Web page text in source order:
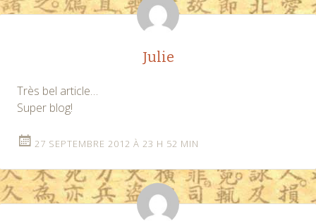
Julie
Très bel article…
Super blog!
27 SEPTEMBRE 2012 À 23 H 52 MIN